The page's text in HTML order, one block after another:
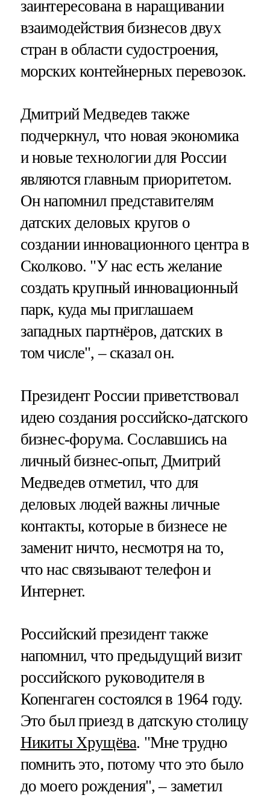
заинтересована в наращивании
взаимодействия бизнесов двух
стран в области судостроения,
морских контейнерных перевозок.
Дмитрий Медведев также
подчеркнул, что новая экономика
и новые технологии для России
являются главным приоритетом.
Он напомнил представителям
датских деловых кругов о
создании инновационного центра в
Сколково. "У нас есть желание
создать крупный инновационный
парк, куда мы приглашаем
западных партнёров, датских в
том числе", – сказал он.
Президент России приветствовал
идею создания российско-датского
бизнес-форума. Сославшись на
личный бизнес-опыт, Дмитрий
Медведев отметил, что для
деловых людей важны личные
контакты, которые в бизнесе не
заменит ничто, несмотря на то,
что нас связывают телефон и
Интернет.
Российский президент также
напомнил, что предыдущий визит
российского руководителя в
Копенгаген состоялся в 1964 году.
Это был приезд в датскую столицу
Никиты Хрущёва. "Мне трудно
помнить это, потому что это было
до моего рождения", – заметил